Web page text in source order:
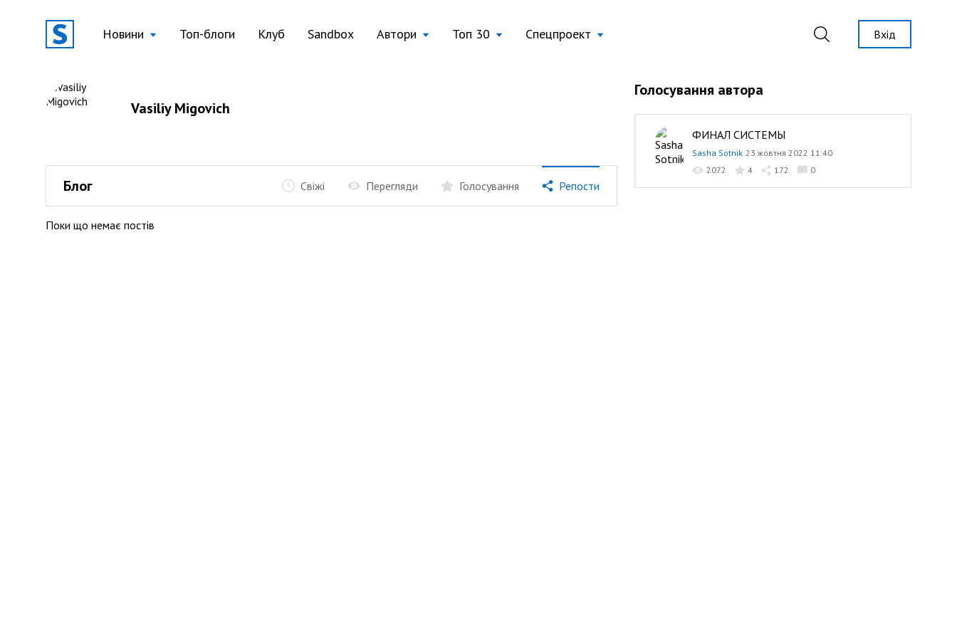
Новини Топ-блоги Клуб Sandbox Автори Топ 30 Спецпроект Вхід
Vasiliy Migovich
Блог Свіжі Перегляди Голосування Репости
Поки що немає постів
Голосування автора
ФИНАЛ СИСТЕМЫ
Sasha Sotnik 23 жовтня 2022 11:40
2072
4 172 0